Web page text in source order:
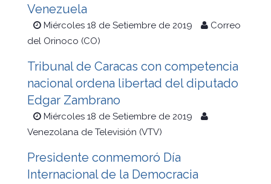
Venezuela
Miércoles 18 de Setiembre de 2019
Correo
del Orinoco (CO)
Tribunal de Caracas con competencia
nacional ordena libertad del diputado
Edgar Zambrano
Miércoles 18 de Setiembre de 2019
Venezolana de Televisión (VTV)
Presidente conmemoró Día
Internacional de la Democracia